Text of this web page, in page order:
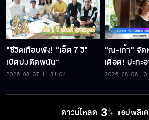
“ชีวิตเกือบพัง! “เอ็ด 7 วิ”
เปิดปมติดพนัน”
2026-08-07 11:31:04
“ณ-เก้า” จั
เดือด! ปะทะ
กดดัน ฟางเส้
2026-08-06
ดาวน์โหลด แอปพลิเ